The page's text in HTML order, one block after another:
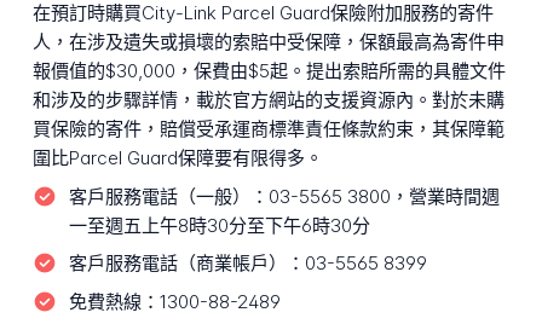
在預訂時購買City-Link Parcel Guard保險附加服務的寄件
人，在涉及遺失或損壞的索賠中受保障，保額最高為寄件申
報價值的$30,000，保費由$5起。提出索賠所需的具體文件
和涉及的步驟詳情，載於官方網站的支援資源內。對於未購
買保險的寄件，賠償受承運商標準責任條款約束，其保障範
圍比Parcel Guard保障要有限得多。
客戶服務電話（一般）： 03-5565 3800，營業時間週
一至週五上午8時30分至下午6時30分
客戶服務電話（商業帳戶）： 03-5565 8399
免費熱線： 1300-88-2489